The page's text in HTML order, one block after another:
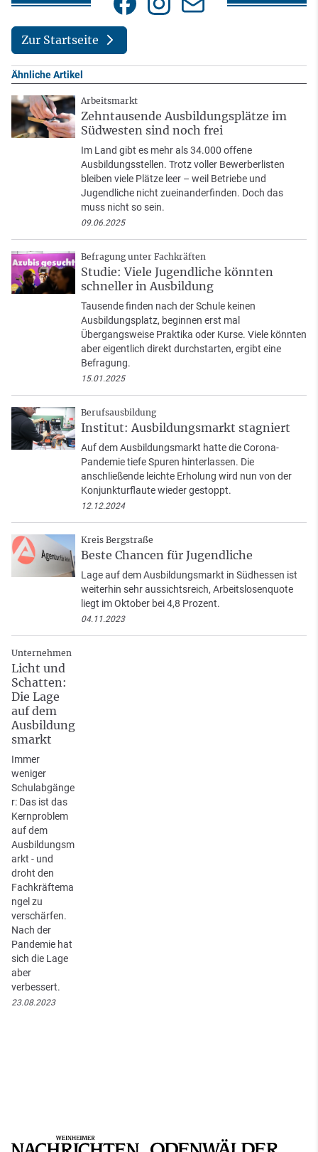
Zur Startseite
Ähnliche Artikel
Arbeitsmarkt
Zehntausende Ausbildungsplätze im
Südwesten sind noch frei
Im Land gibt es mehr als 34.000 offene
Ausbildungsstellen. Trotz voller Bewerberlisten
bleiben viele Plätze leer – weil Betriebe und
Jugendliche nicht zueinanderfinden. Doch das
muss nicht so sein.
09.06.2025
Befragung unter Fachkräften
Studie: Viele Jugendliche könnten
schneller in Ausbildung
Tausende finden nach der Schule keinen
Ausbildungsplatz, beginnen erst mal
Übergangsweise Praktika oder Kurse. Viele könnten
aber eigentlich direkt durchstarten, ergibt eine
Befragung.
15.01.2025
Berufsausbildung
Institut: Ausbildungsmarkt stagniert
Auf dem Ausbildungsmarkt hatte die Corona-
Pandemie tiefe Spuren hinterlassen. Die
anschließende leichte Erholung wird nun von der
Konjunkturflaute wieder gestoppt.
12.12.2024
Kreis Bergstraße
Beste Chancen für Jugendliche
Lage auf dem Ausbildungsmarkt in Südhessen ist
weiterhin sehr aussichtsreich, Arbeitslosenquote
liegt im Oktober bei 4,8 Prozent.
04.11.2023
Unternehmen
Licht und
Schatten:
Die Lage
auf dem
Ausbildung
smarkt
Immer
weniger
Schulabgänge
r: Das ist das
Kernproblem
auf dem
Ausbildungsm
arkt - und
droht den
Fachkräftema
ngel zu
verschärfen.
Nach der
Pandemie hat
sich die Lage
aber
verbessert.
23.08.2023